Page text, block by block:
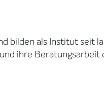
bilden als Institut seit
ihre Beratungsarbeit